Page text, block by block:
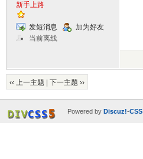
新手上路
发短消息
加为好友
当前离线
‹‹ 上一主题 下一主题 ››
Powered by Discuz!-CSS